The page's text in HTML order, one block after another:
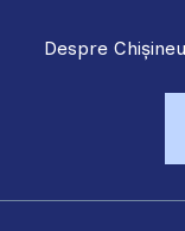
Despre